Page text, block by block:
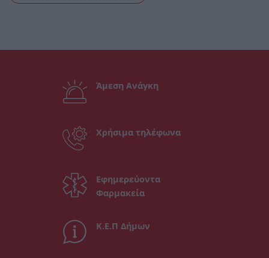
Άμεση Ανάγκη
Χρήσιμα τηλέφωνα
Εφημερεύοντα
Φαρμακεία
Κ.Ε.Π Δήμων